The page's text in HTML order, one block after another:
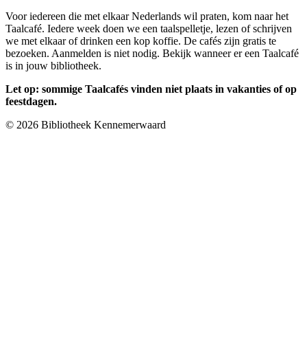
Voor iedereen die met elkaar Nederlands wil praten, kom naar het
Taalcafé. Iedere week doen we een taalspelletje, lezen of schrijven
we met elkaar of drinken een kop koffie. De cafés zijn gratis te
bezoeken. Aanmelden is niet nodig. Bekijk wanneer er een Taalcafé
is in jouw bibliotheek.
Let op: sommige Taalcafés vinden niet plaats in vakanties of op
feestdagen.
© 2026 Bibliotheek Kennemerwaard